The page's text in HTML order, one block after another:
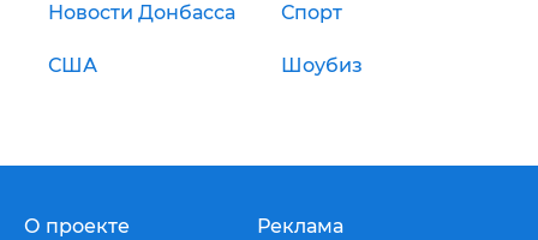
Новости Донбасса Спорт
США Шоубиз
О проекте Реклама